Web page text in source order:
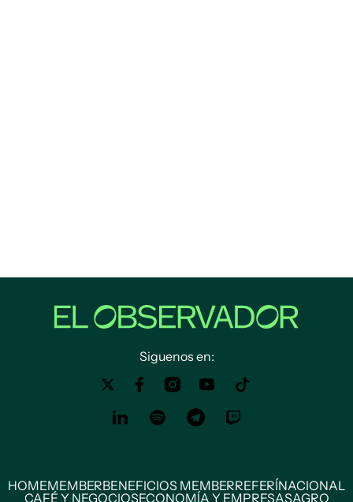
Siguenos en:
HOMEMEMBERBENEFICIOS MEMBERREFERÍNACIONAL
CAFÉ Y NEGOCIOSECONOMÍA Y EMPRESASAGRO